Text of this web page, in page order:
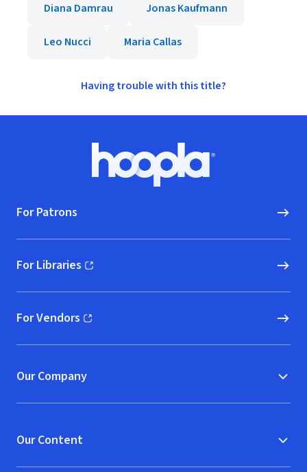
Diana Damrau Jonas Kaufmann
Leo Nucci Maria Callas
Having trouble with this title?
Hoopla logo, Go to homepage
For Patrons
For Libraries
(opens in new window)
For Vendors
(opens in new window)
Our Company
Our Content